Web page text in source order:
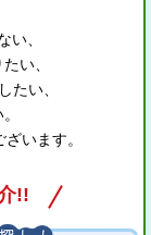
い、
い、
たい、
います。
!!